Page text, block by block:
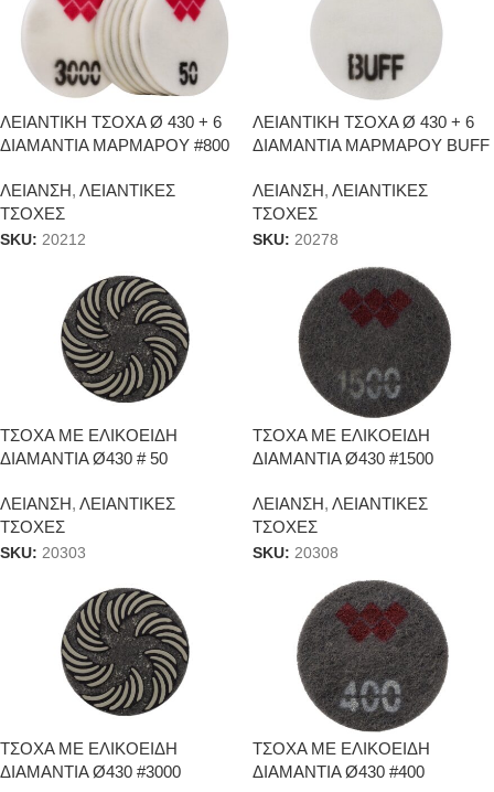
ΛΕΙΑΝΤΙΚΗ ΤΣΟΧΑ Ø 430 + 6
ΔΙΑΜΑΝΤΙΑ ΜΑΡΜΑΡΟΥ #800
ΛΕΙΑΝΣΗ, ΛΕΙΑΝΤΙΚΕΣ
ΤΣΟΧΕΣ
SKU: 20212
ΛΕΙΑΝΤΙΚΗ ΤΣΟΧΑ Ø 430 + 6
ΔΙΑΜΑΝΤΙΑ ΜΑΡΜΑΡΟΥ BUFF
ΛΕΙΑΝΣΗ, ΛΕΙΑΝΤΙΚΕΣ
ΤΣΟΧΕΣ
SKU: 20278
ΤΣΟΧΑ ΜΕ ΕΛΙΚΟΕΙΔΗ
ΔΙΑΜΑΝΤΙΑ Ø430 # 50
ΛΕΙΑΝΣΗ, ΛΕΙΑΝΤΙΚΕΣ
ΤΣΟΧΕΣ
SKU: 20303
ΤΣΟΧΑ ΜΕ ΕΛΙΚΟΕΙΔΗ
ΔΙΑΜΑΝΤΙΑ Ø430 #1500
ΛΕΙΑΝΣΗ, ΛΕΙΑΝΤΙΚΕΣ
ΤΣΟΧΕΣ
SKU: 20308
ΤΣΟΧΑ ΜΕ ΕΛΙΚΟΕΙΔΗ
ΔΙΑΜΑΝΤΙΑ Ø430 #3000
ΤΣΟΧΑ ΜΕ ΕΛΙΚΟΕΙΔΗ
ΔΙΑΜΑΝΤΙΑ Ø430 #400